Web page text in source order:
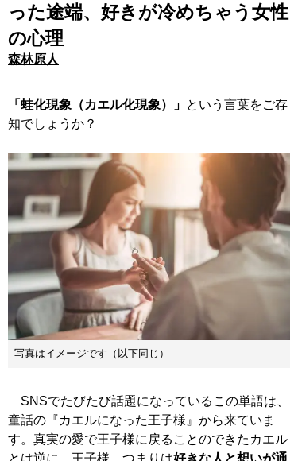
った途端、好きが冷めちゃう女性
の心理
森林原人
「蛙化現象（カエル化現象）」 という言葉をご存
知でしょうか？
写真はイメージです（以下同じ）
SNSでたびたび話題になっているこの単語は、
童話の『カエルになった王子様』から来ていま
す。真実の愛で王子様に戻ることのできたカエル